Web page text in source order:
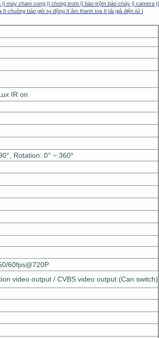
|| may cham cong || chong trom || báo trộm báo cháy|| camera||
II chuông báo giờ tự độngII âm thanh toaII tải giả điện tửI
IR on
Rotation: 0° ~ 360°
60fps@720P
video output / CVBS video output (Can switch)